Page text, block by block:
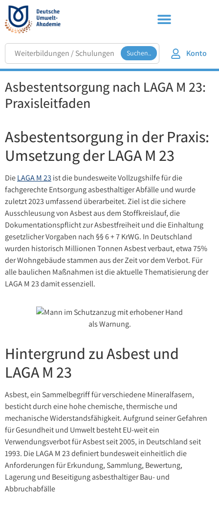
Suchen.. Konto
Asbestentsorgung nach LAGA M 23:
Praxisleitfaden
Asbestentsorgung in der Praxis:
Umsetzung der LAGA M 23
DieLAGA M 23 ist die bundesweite Vollzugshilfe für die
fachgerechte Entsorgung asbesthaltiger Abfälle und wurde
zuletzt 2023 umfassend überarbeitet. Ziel ist die sichere
Ausschleusung von Asbest aus dem Stoffkreislauf, die
Dokumentationspflicht zur Asbestfreiheit und die Einhaltung
gesetzlicher Vorgaben nach §§ 6 + 7 KrWG. In Deutschland
wurden historisch Millionen Tonnen Asbest verbaut, etwa 75%
der Wohngebäude stammen aus der Zeit vor dem Verbot. Für
alle baulichen Maßnahmen ist die aktuelle Thematisierung der
LAGA M 23 damit essenziell.
Hintergrund zu Asbest und
LAGA M 23
Asbest, ein Sammelbegriff für verschiedene Mineralfasern,
besticht durch eine hohe chemische, thermische und
mechanische Widerstandsfähigkeit. Aufgrund seiner Gefahren
für Gesundheit und Umwelt besteht EU-weit ein
Verwendungsverbot für Asbest seit 2005, in Deutschland seit
1993. Die LAGA M 23 definiert bundesweit einheitlich die
Anforderungen für Erkundung, Sammlung, Bewertung,
Lagerung und Beseitigung asbesthaltiger Bau- und
Abbruchabfälle